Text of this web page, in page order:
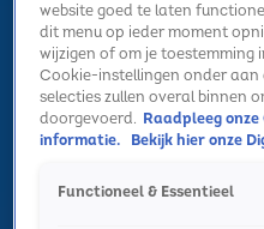
HomeRadio luisterenActies
website goed te laten
dit menu op ieder moment
wijzigen of om je
Cookie-instellingen onder aan
selecties zullen overal binnen
doorgevoerd. Raadpleeg
informatie.
Bekijk hier onze
Functioneel & Essentieel